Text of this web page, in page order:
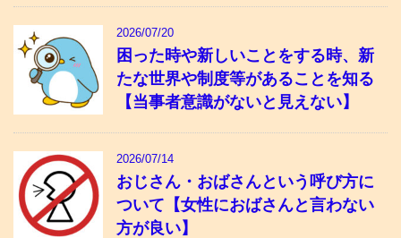
2026/07/20
困った時や新しいことをする時、新
たな世界や制度等があることを知る
【当事者意識がないと見えない】
2026/07/14
おじさん・おばさんという呼び方に
ついて【女性におばさんと言わない
方が良い】